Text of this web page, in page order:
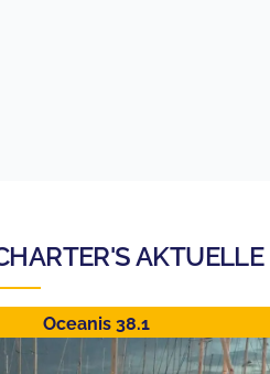
'S AKTUELLE
Oceanis 38.1